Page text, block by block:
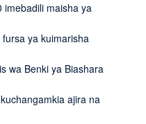
imebadili maisha ya
ya kuimarisha
wa Benki ya Biashara
ajira na